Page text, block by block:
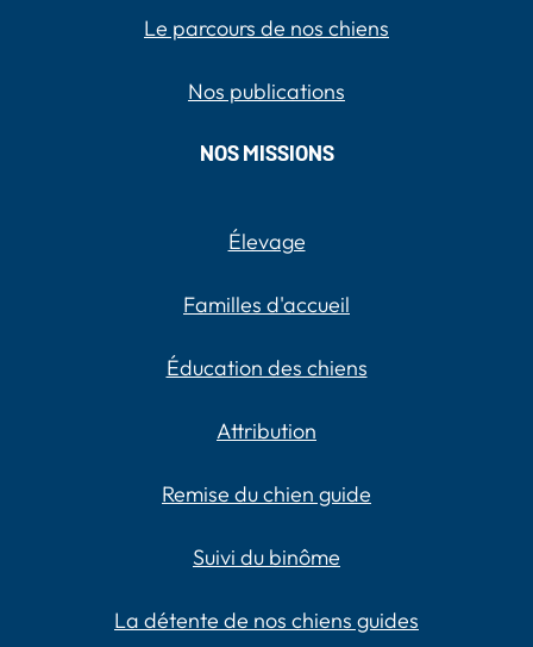
Le parcours de nos chiens
Nos publications
NOS MISSIONS
Élevage
Familles d'accueil
Éducation des chiens
Attribution
Remise du chien guide
Suivi du binôme
La détente de nos chiens guides